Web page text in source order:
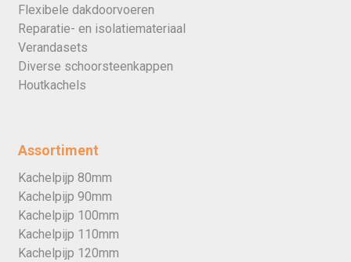
Flexibele dakdoorvoeren
Reparatie- en isolatiemateriaal
Verandasets
Diverse schoorsteenkappen
Houtkachels
Assortiment
Kachelpijp 80mm
Kachelpijp 90mm
Kachelpijp 100mm
Kachelpijp 110mm
Kachelpijp 120mm